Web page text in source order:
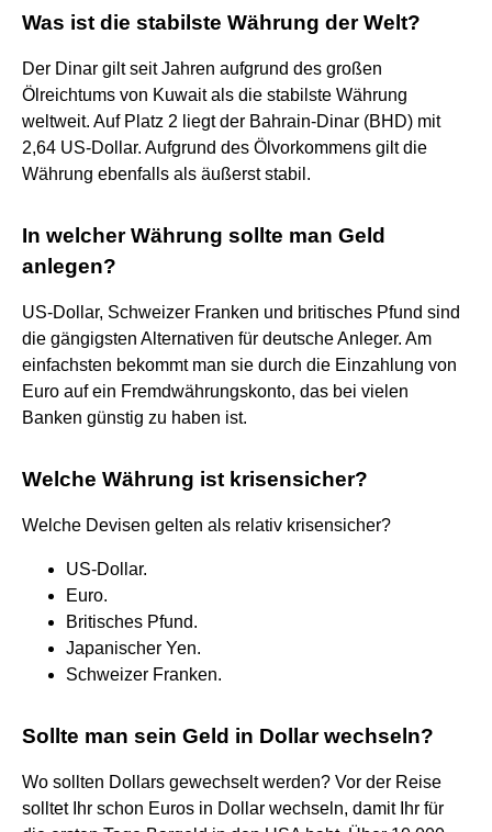
Was ist die stabilste Währung der Welt?
Der Dinar gilt seit Jahren aufgrund des großen
Ölreichtums von Kuwait als die stabilste Währung
weltweit. Auf Platz 2 liegt der Bahrain-Dinar (BHD) mit
2,64 US-Dollar. Aufgrund des Ölvorkommens gilt die
Währung ebenfalls als äußerst stabil.
In welcher Währung sollte man Geld
anlegen?
US-Dollar, Schweizer Franken und britisches Pfund sind
die gängigsten Alternativen für deutsche Anleger. Am
einfachsten bekommt man sie durch die Einzahlung von
Euro auf ein Fremdwährungskonto, das bei vielen
Banken günstig zu haben ist.
Welche Währung ist krisensicher?
Welche Devisen gelten als relativ krisensicher?
US-Dollar.
Euro.
Britisches Pfund.
Japanischer Yen.
Schweizer Franken.
Sollte man sein Geld in Dollar wechseln?
Wo sollten Dollars gewechselt werden? Vor der Reise
solltet Ihr schon Euros in Dollar wechseln, damit Ihr für